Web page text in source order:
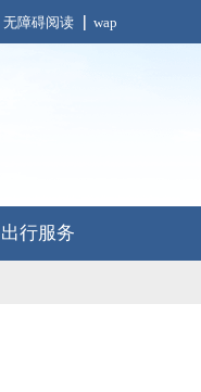
无障碍阅读 wap
出行服务